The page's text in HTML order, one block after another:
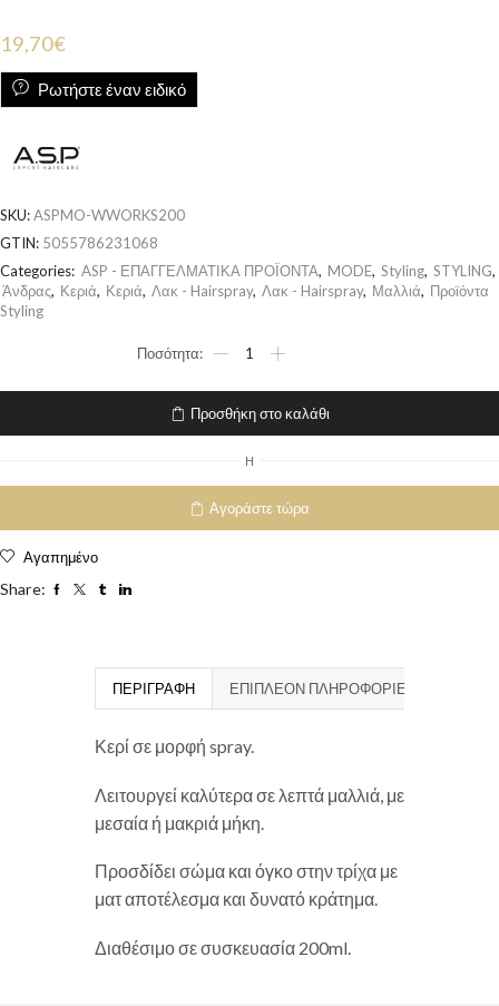
19,70€
Ρωτήστε έναν ειδικό
SKU:ASPMO-WWORKS200
GTIN: 5055786231068
Categories: ASP - ΕΠΑΓΓΕΛΜΑΤΙΚΑ ΠΡΟΪΟΝΤΑ, MODE, Styling, STYLING,
Άνδρας, Κεριά, Κεριά, Λακ - Hairspray, Λακ - Hairspray, Μαλλιά, Προϊόντα
Styling
Προσθήκη στο καλάθι
H
Αγοράστε τώρα
Αγαπημένο
Share:
ΠΕΡΙΓΡΑΦΉ ΕΠΙΠΛΈΟΝ ΠΛΗΡΟΦΟΡΊΕΣ
Κερί σε μορφή spray.
Λειτουργεί καλύτερα σε λεπτά μαλλιά, με
μεσαία ή μακριά μήκη.
Προσδίδει σώμα και όγκο στην τρίχα με
ματ αποτέλεσμα και δυνατό κράτημα.
Διαθέσιμο σε συσκευασία 200ml.